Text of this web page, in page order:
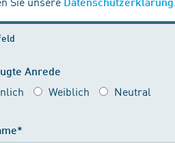
Anrede
Weiblich Neutral